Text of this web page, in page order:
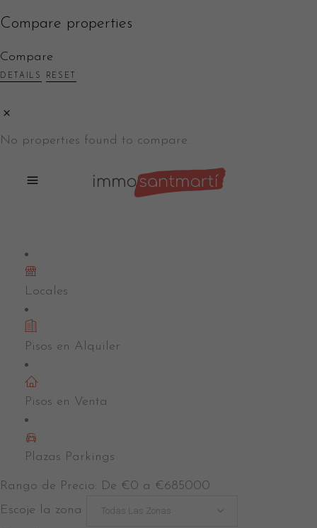
Compare properties
Compare
DETAILS RESET
No properties found to compare.
Locales
Pisos en Alquiler
Pisos en Venta
Plazas Parkings
Rango de Precio: De €0 a €685000
Escoje la zona
Todas Las Zonas